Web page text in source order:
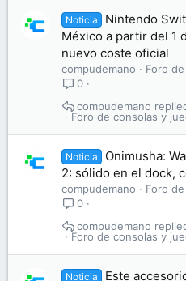
Noticia
Nintendo
México a partir del 1
nuevo coste oficial
compudemano
Foro
0
Foro de consolas y
compudemano
Noticia
Onimusha:
2: sólido en el dock,
compudemano
Foro
0
Foro de consolas y
compudemano
Noticia Este